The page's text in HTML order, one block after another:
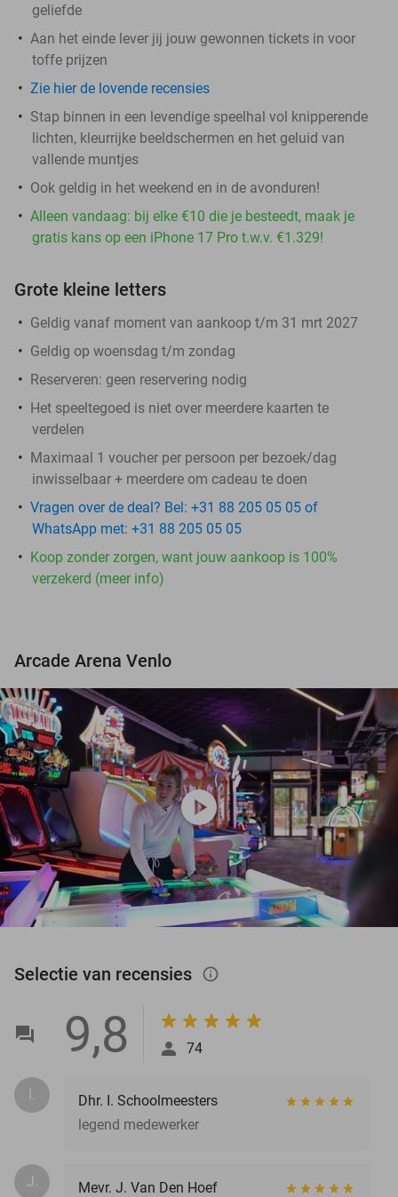
geliefde
Aan het einde lever jij jouw gewonnen tickets in voor
toffe prijzen
Zie hier de lovende recensies
Stap binnen in een levendige speelhal vol knipperende
lichten, kleurrijke beeldschermen en het geluid van
vallende muntjes
Ook geldig in het weekend en in de avonduren!
Alleen vandaag: bij elke €10 die je besteedt, maak je
gratis kans op een iPhone 17 Pro t.w.v. €1.329!
Grote kleine letters
Geldig vanaf moment van aankoop t/m 31 mrt 2027
Geldig op woensdag t/m zondag
Reserveren: geen reservering nodig
Het speeltegoed is niet over meerdere kaarten te
verdelen
Maximaal 1 voucher per persoon per bezoek/dag
inwisselbaar + meerdere om cadeau te doen
Vragen over de deal? Bel: +31 88 205 05 05 of
WhatsApp met: +31 88 205 05 05
Koop zonder zorgen, want jouw aankoop is 100%
verzekerd (meer info)
Arcade Arena Venlo
play_circle
Selectie van recensies info_outlined
9,8 74
I.
Dhr. I. Schoolmeesters
legend medewerker
J.
Mevr. J. Van Den Hoef